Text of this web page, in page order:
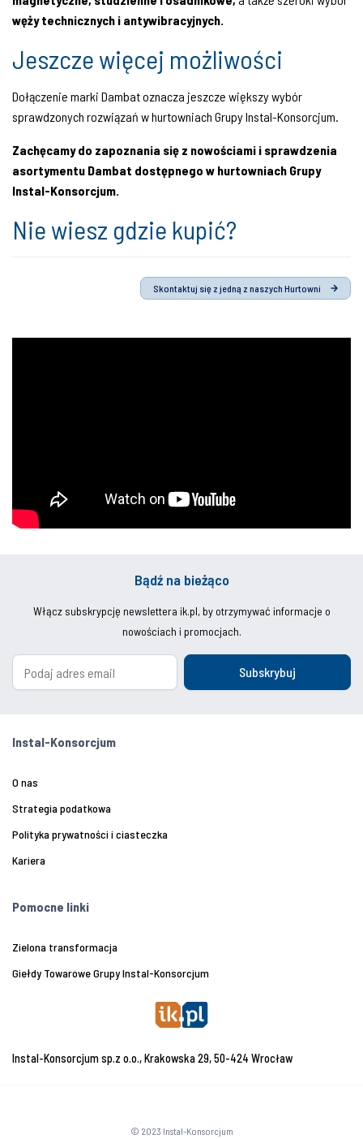
węży technicznych i antywibracyjnych.
Jeszcze więcej możliwości
Dołączenie marki Dambat oznacza jeszcze większy wybór
sprawdzonych rozwiązań w hurtowniach Grupy Instal-Konsorcjum.
Zachęcamy do zapoznania się z nowościami i sprawdzenia
asortymentu Dambat dostępnego w hurtowniach Grupy
Instal-Konsorcjum.
Nie wiesz gdzie kupić?
Skontaktuj się z jedną z naszych Hurtowni
Bądź na bieżąco
Włącz subskrypcję newslettera ik.pl, by otrzymywać informacje o
nowościach i promocjach.
Subskrybuj
Instal-Konsorcjum
O nas
Strategia podatkowa
Polityka prywatności i ciasteczka
Kariera
Pomocne linki
Zielona transformacja
Giełdy Towarowe Grupy Instal-Konsorcjum
Instal-Konsorcjum sp.z o.o., Krakowska 29, 50-424 Wrocław
© 2023 Instal-Konsorcjum